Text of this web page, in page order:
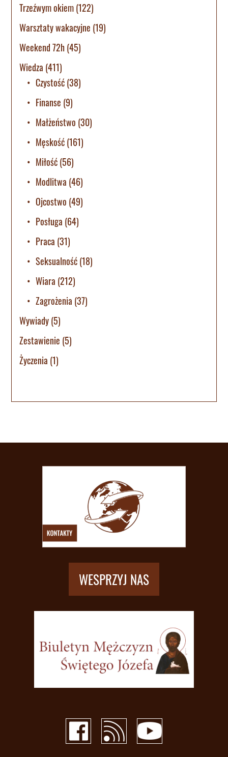
Trzeźwym okiem(122)
Warsztaty wakacyjne (19)
Weekend 72h(45)
Wiedza (411)
Czystość(38)
Finanse (9)
Małżeństwo (30)
Męskość(161)
Miłość(56)
Modlitwa (46)
Ojcostwo (49)
Posługa (64)
Praca (31)
Seksualność(18)
Wiara (212)
Zagrożenia (37)
Wywiady(5)
Zestawienie (5)
Życzenia (1)
WESPRZYJ NAS